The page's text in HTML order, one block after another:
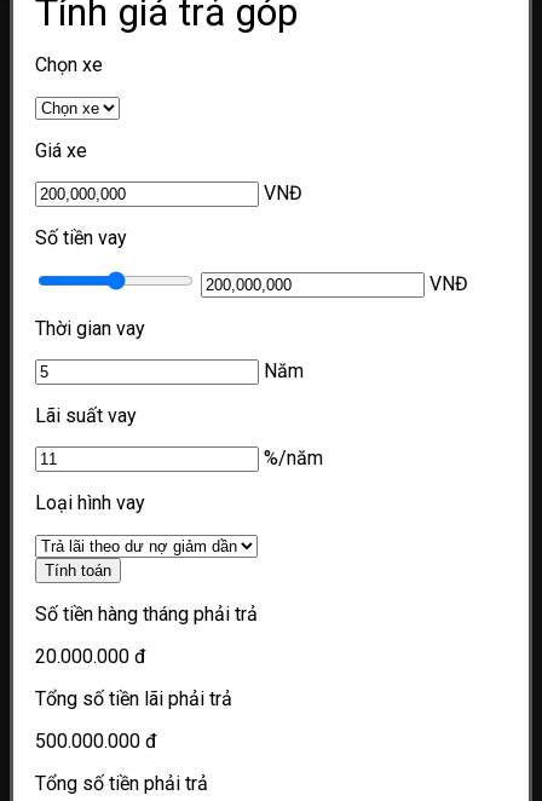
Tính giá trả góp
Chọn xe
Giá xe
VNĐ
Số tiền vay
VNĐ
Thời gian vay
Năm
Lãi suất vay
%/năm
Loại hình vay
Tính toán
Số tiền hàng tháng phải trả
20.000.000 đ
Tổng số tiền lãi phải trả
500.000.000 đ
Tổng số tiền phải trả